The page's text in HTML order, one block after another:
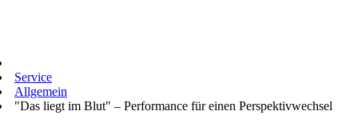
Service
Allgemein
"Das liegt im Blut" – Performance für einen Perspektivwechsel